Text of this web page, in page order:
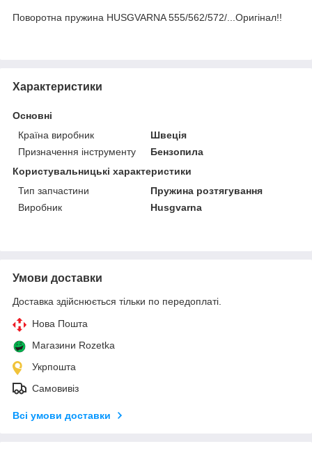
Поворотна пружина HUSGVARNA 555/562/572/...Оригінал!!
Характеристики
Основні
Країна виробник
Швеція
Призначення інструменту
Бензопила
Користувальницькі характеристики
Тип запчастини
Пружина розтягування
Виробник
Husgvarna
Умови доставки
Доставка здійснюється тільки по передоплаті.
Нова Пошта
Магазини Rozetka
Укрпошта
Самовивіз
Всі умови доставки